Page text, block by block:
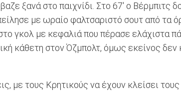
ξανά στο παιχνίδι. Στο 67' ο Βέρμπιτς
με ωραίο φαλτσαριστό σουτ από τα
γκολ με κεφαλιά που πέρασε ελάχιστα
κάθετη στον Όζμπολτ, όμως εκείνος δεν
με τους Κρητικούς να έχουν κλείσει